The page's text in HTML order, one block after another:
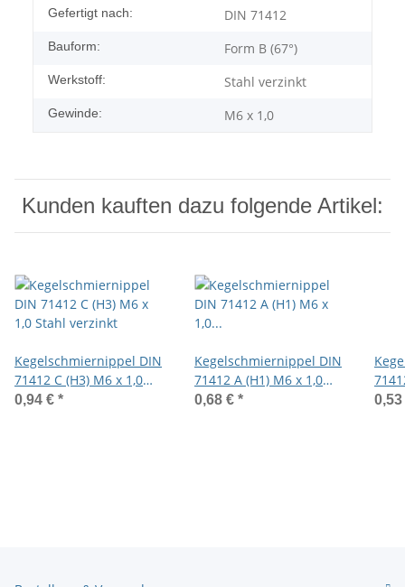
Gefertigt nach: DIN 71412
Bauform: Form B (67°)
Werkstoff: Stahl verzinkt
Gewinde: M6 x 1,0
Kunden kauften dazu folgende Artikel:
Kegelschmiernippel DIN
71412 C (H3) M6 x 1,0
Stahl verzinkt
0,94 € *
Kegelschmiernippel DIN
71412 A (H1) M6 x 1,0
Gewindelänge 4mm
0,68 € *